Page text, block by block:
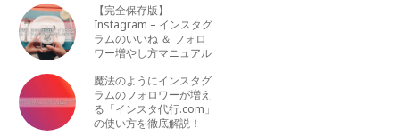
【完全保存版】
Instagram – インスタグ
ラムのいいね ＆ フォロ
ワー増やし方マニュアル
魔法のようにインスタグ
ラムのフォロワーが増え
る「インスタ代行.com」
の使い方を徹底解説！